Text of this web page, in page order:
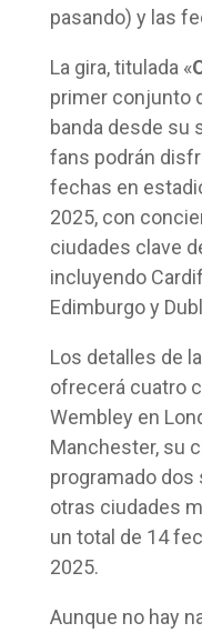
pasando) y las
La gira, titulada «
primer conjunto
banda desde su
fans podrán
fechas en
2025, con
ciudades clave
incluyendo
Edimburgo y
Los detalles de
ofrecerá cuatro
Wembley en
Manchester, su
programado dos
otras ciudades
un total de 14
2025.
Aunque no hay